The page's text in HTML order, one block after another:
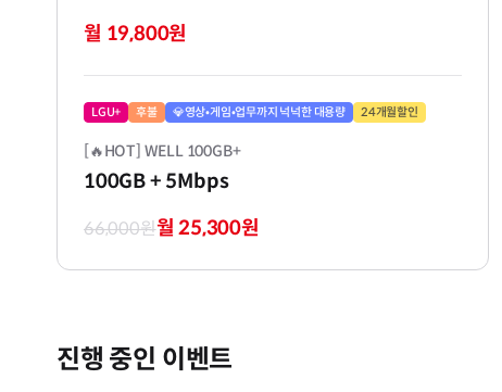
월 19,800원
LGU+ 후불 💎영상•게임•업무까지 넉넉한 대용량 24개월할인
[🔥HOT] WELL 100GB+
100GB+ 5Mbps
66,000원월 25,300원
진행 중인 이벤트